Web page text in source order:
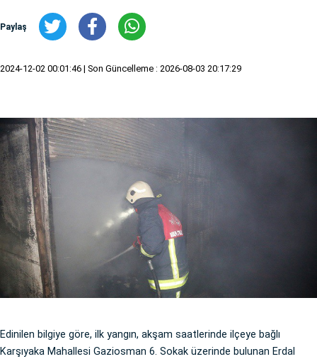
Paylaş
2024-12-02 00:01:46 | Son Güncelleme : 2026-08-03 20:17:29
Edinilen bilgiye göre, ilk yangın, akşam saatlerinde ilçeye bağlı
Karşıyaka Mahallesi Gaziosman 6. Sokak üzerinde bulunan Erdal